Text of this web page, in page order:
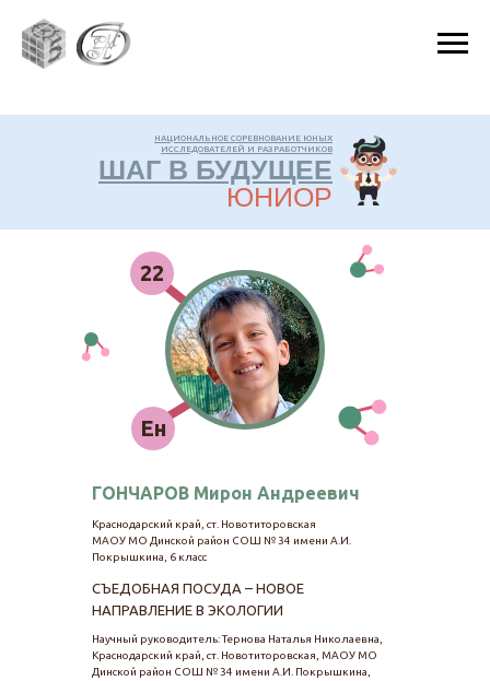
ШАГ В БУДУЩЕЕ
НАЦИОНАЛЬНОЕ СОРЕВНОВАНИЕ ЮНЫХ
ИССЛЕДОВАТЕЛЕЙ И РАЗРАБОТЧИКОВ
ЮНИОР
22
Ен
ГОНЧАРОВ Мирон Андреевич
Краснодарский край, ст. Новотиторовская
МАОУ МО Динской район СОШ № 34 имени А.И.
Покрышкина, 6 класс
Научный руководитель: Тернова Наталья Николаевна,
Краснодарский край, ст. Новотиторовская, МАОУ МО
Динской район СОШ № 34 имени А.И. Покрышкина,
СЪЕДОБНАЯ ПОСУДА – НОВОЕ
НАПРАВЛЕНИЕ В ЭКОЛОГИИ